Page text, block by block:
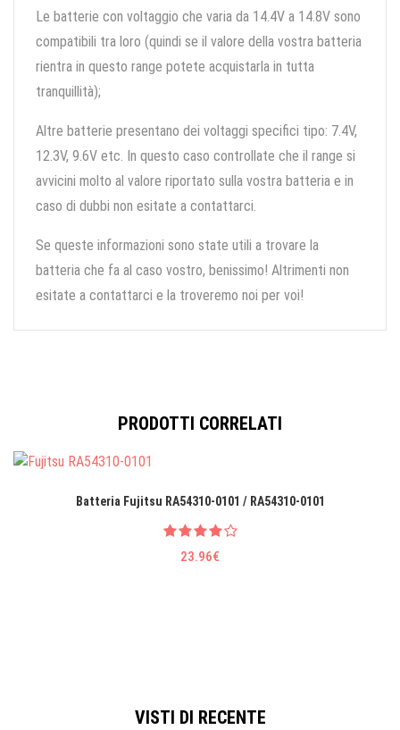
Le batterie con voltaggio che varia da 14.4V a 14.8V sono
compatibili tra loro (quindi se il valore della vostra batteria
rientra in questo range potete acquistarla in tutta
tranquillità);
Altre batterie presentano dei voltaggi specifici tipo: 7.4V,
12.3V, 9.6V etc. In questo caso controllate che il range si
avvicini molto al valore riportato sulla vostra batteria e in
caso di dubbi non esitate a contattarci.
Se queste informazioni sono state utili a trovare la
batteria che fa al caso vostro, benissimo! Altrimenti non
esitate a contattarci e la troveremo noi per voi!
PRODOTTI CORRELATI
Batteria Fujitsu RA54310-0101 / RA54310-0101
23.96€
VISTI DI RECENTE